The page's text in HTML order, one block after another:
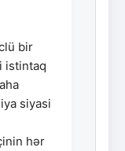
bir
istintaq
siyasi
hər